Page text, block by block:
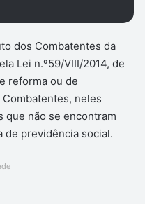
dos Combatentes da
Lei n.º59/VIII/2014, de
reforma ou de
neles
não se encontram
de previdência social.